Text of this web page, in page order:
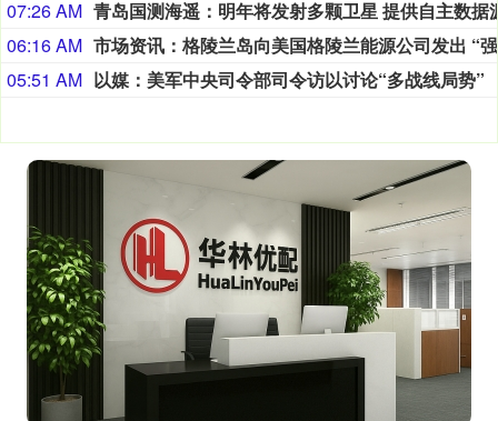
07:26 AM
06:16 AM
05:51 AM 以媒：美军中央司令部司令访以讨论“多战线局势”